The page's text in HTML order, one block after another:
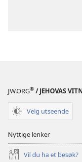
JW.ORG® / JEHOVAS
Velg utseende
Nyttige lenker
Vil du ha et besøk?